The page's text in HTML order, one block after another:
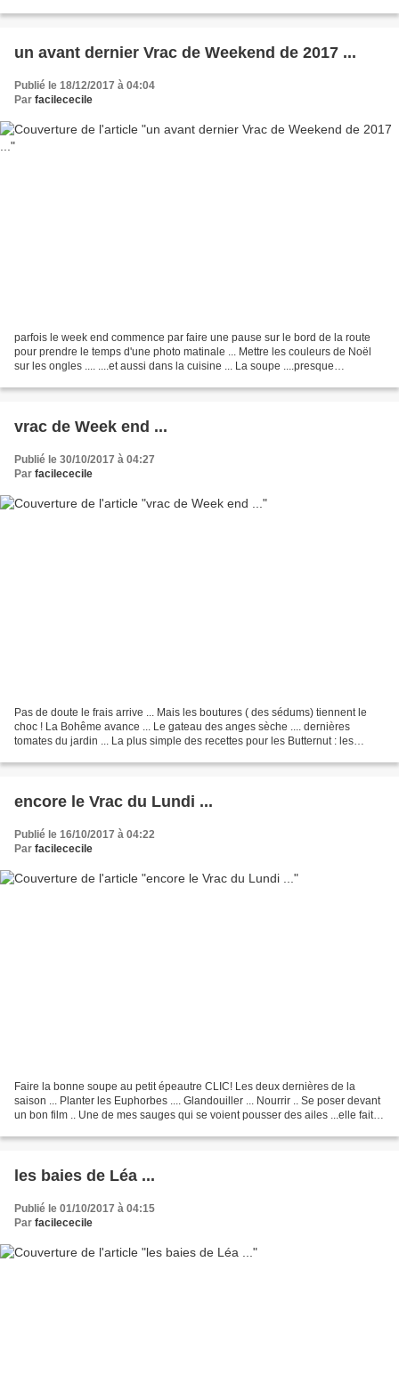
un avant dernier Vrac de Weekend de 2017 ...
Publié le 18/12/2017 à 04:04
Par facilececile
parfois le week end commence par faire une pause sur le bord de la route
pour prendre le temps d'une photo matinale ... Mettre les couleurs de Noël
sur les ongles .... ....et aussi dans la cuisine ... La soupe ....presque
vrac de Week end ...
Publié le 30/10/2017 à 04:27
Par facilececile
Pas de doute le frais arrive ... Mais les boutures ( des sédums) tiennent le
choc ! La Bohême avance ... Le gateau des anges sèche .... dernières
tomates du jardin ... La plus simple des recettes pour les Butternut : les
encore le Vrac du Lundi ...
Publié le 16/10/2017 à 04:22
Par facilececile
Faire la bonne soupe au petit épeautre CLIC! Les deux dernières de la
saison ... Planter les Euphorbes .... Glandouiller ... Nourrir .. Se poser devant
un bon film .. Une de mes sauges qui se voient pousser des ailes ...elle fait
les baies de Léa ...
Publié le 01/10/2017 à 04:15
Par facilececile